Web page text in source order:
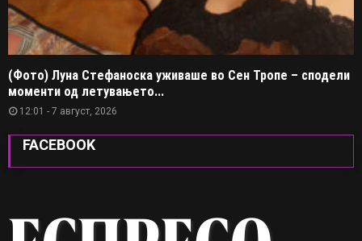
(Фото) Луна Стефаноска уживаше во Сен Тропе – сподели
моменти од летувањето...
12:01 - 7 август, 2026
FACEBOOK